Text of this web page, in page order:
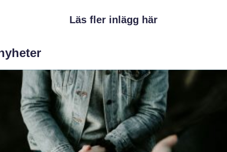
Läs fler inlägg här